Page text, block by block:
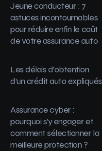
Jeune conducteur : 7
astuces incontournables
pour réduire enfin le coût
de votre assurance auto
Les délais d’obtention
d’un crédit auto expliqués
Assurance cyber :
pourquoi s’y engager et
comment sélectionner la
meilleure protection ?